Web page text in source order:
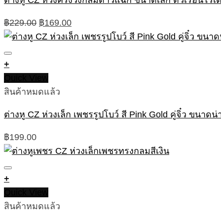
฿229.00 Original
price
฿169.00Current
price
+
สินค้าหมดแล้ว
ต่างหู CZ ห่วงเล็ก เพชรรูปโบว์ สี Pink Gold คู่จิ๋ว ขนาดน่
฿199.00
+
สินค้าหมดแล้ว